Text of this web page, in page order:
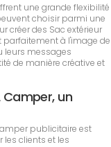
une grande flexibilité
choisir parmi une
créer des Sac extérieur
parfaitement à l'image de
leurs messages
de manière créative et
Camper, un
publicitaire est
clients et les